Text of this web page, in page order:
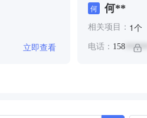
立即查看
何 何**
相关项目： 1个
电话： 158